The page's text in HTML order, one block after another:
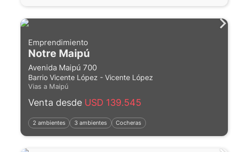
Emprendimiento
Notre Maipú
Avenida Maipú 700
Barrio Vicente López - Vicente López
Vias a Maipú
Venta desde USD 139.545
2 ambientes 3 ambientes Cocheras